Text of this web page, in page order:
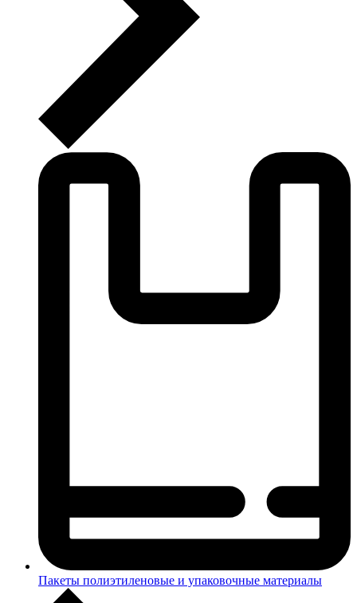
Пакеты полиэтиленовые и упаковочные материалы